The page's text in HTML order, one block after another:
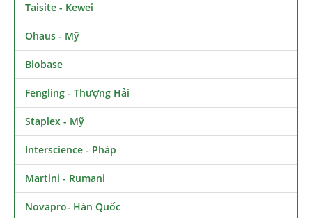
Taisite - Kewei
Ohaus - Mỹ
Biobase
Fengling - Thượng Hải
Staplex - Mỹ
Interscience - Pháp
Martini - Rumani
Novapro- Hàn Quốc